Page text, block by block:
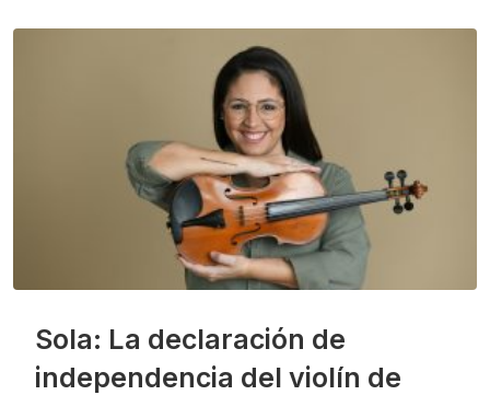
Sola: La declaración de
independencia del violín de